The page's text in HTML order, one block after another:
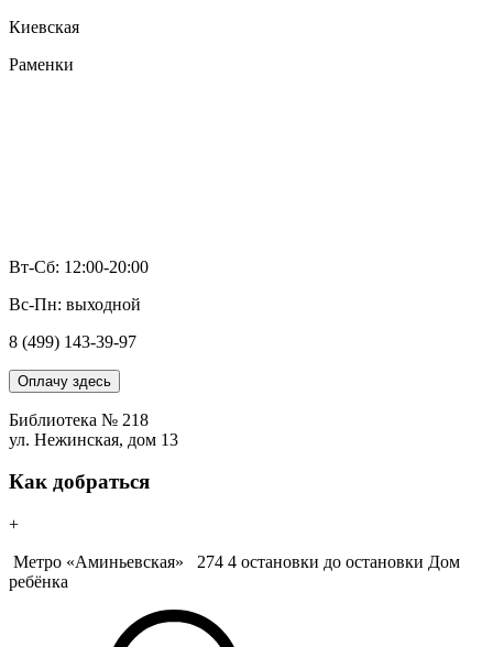
Киевская
Раменки
Вт-Сб: 12:00-20:00
Вс-Пн: выходной
8 (499) 143-39-97
Оплачу здесь
Библиотека № 218
ул. Нежинская, дом 13
Как добраться
+
Метро «Аминьевская»
274 4 остановки до остановки Дом
ребёнка